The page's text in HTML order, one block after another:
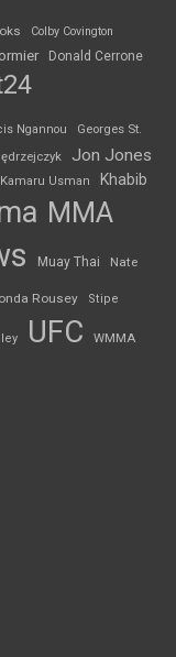
Colby Covington
Donald Cerrone
Ngannou
Georges St.
Jon Jones
Kamaru Usman Khabib
MMA
Muay Thai Nate
Rousey Stipe
UFC WMMA